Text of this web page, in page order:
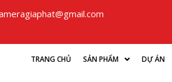
TRANG CHỦ SẢN PHẨM DỰ ÁN